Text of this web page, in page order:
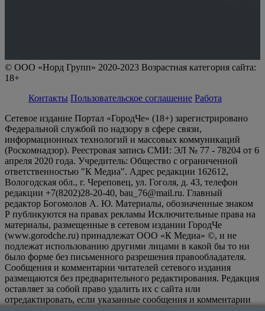
© ООО «Норд Групп» 2020-2023 Возрастная категория сайта:
18+
Контакты Пользовательское соглашение Работа
Сетевое издание Портал «ГородЧе» (18+) зарегистрировано
Федеральной службой по надзору в сфере связи,
информационных технологий и массовых коммуникаций
(Роскомнадзор). Реестровая запись СМИ: ЭЛ № 77 - 78204 от 6
апреля 2020 года. Учредитель: Общество с ограниченной
ответственностью "К Медиа". Адрес редакции 162612,
Вологодская обл., г. Череповец, ул. Гоголя, д. 43, телефон
редакции +7(8202)28-20-40, bau_76@mail.ru. Главный
редактор Богомолов А. Ю. Материалы, обозначенные знаком
Р публикуются на правах рекламы Исключительные права на
материалы, размещенные в сетевом издании ГородЧе
(www.gorodche.ru) принадлежат ООО «К Медиа» ©, и не
подлежат использованию другими лицами в какой бы то ни
было форме без письменного разрешения правообладателя.
Сообщения и комментарии читателей сетевого издания
размещаются без предварительного редактирования. Редакция
оставляет за собой право удалить их с сайта или
отредактировать, если указанные сообщения и комментарии